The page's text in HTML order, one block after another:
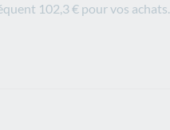
102,3 € pour vos achats.